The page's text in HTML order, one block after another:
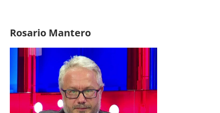
Rosario Mantero